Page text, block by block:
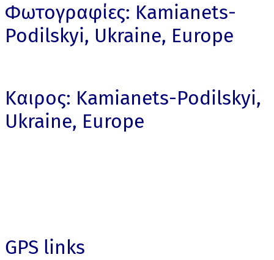
Φωτογραφίες: Kamianets-
Podilskyi, Ukraine, Europe
Καιρος: Kamianets-Podilskyi,
Ukraine, Europe
GPS links